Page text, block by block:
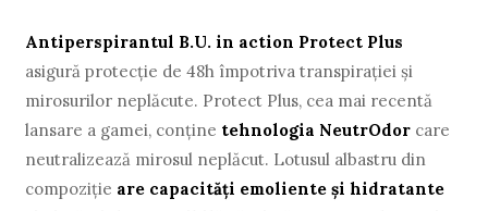
Antiperspirantul B.U. in action Protect Plus
asigură protecţie de 48h împotriva transpiraţiei şi
mirosurilor neplăcute. Protect Plus, cea mai recentă
lansare a gamei, conţine tehnologia NeutrOdor care
neutralizează mirosul neplăcut. Lotusul albastru din
compoziţie are capacităţi emoliente şi hidratante